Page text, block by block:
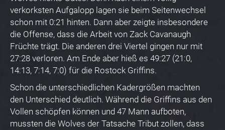
verkorksten Aufgalopp lagen sie beim Seitenwechsel
schon mit 0:21 hinten. Dann aber zeigte insbesondere
die Offense, dass die Arbeit von Zack Cavanaugh
Früchte trägt. Die anderen drei Viertel gingen nur mit
27:28 verloren. Am Ende aber hieß es 49:27 (21:0,
14:13, 7:14, 7:0) für die Rostock Griffins.
Schon die unterschiedlichen Kadergrößen machten
den Unterschied deutlich. Während die Griffins aus den
Vollen schöpfen können und 47 Mann aufboten,
mussten die Wolves der Tatsache Tribut zollen, dass